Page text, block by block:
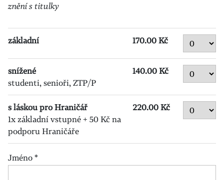
znění s titulky
základní 170.00 Kč
snížené
studenti, senioři, ZTP/P
140.00 Kč
s láskou pro Hraničář
1x základní vstupné + 50 Kč na
podporu Hraničáře
220.00 Kč
Jméno*